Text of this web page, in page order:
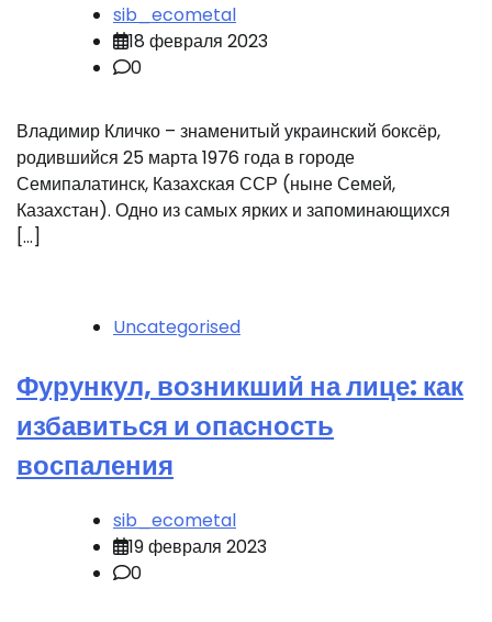
sib_ecometal
18 февраля 2023
0
Владимир Кличко – знаменитый украинский боксёр,
родившийся 25 марта 1976 года в городе
Семипалатинск, Казахская ССР (ныне Семей,
Казахстан). Одно из самых ярких и запоминающихся
[…]
Uncategorised
Фурункул, возникший на лице: как
избавиться и опасность
воспаления
sib_ecometal
19 февраля 2023
0